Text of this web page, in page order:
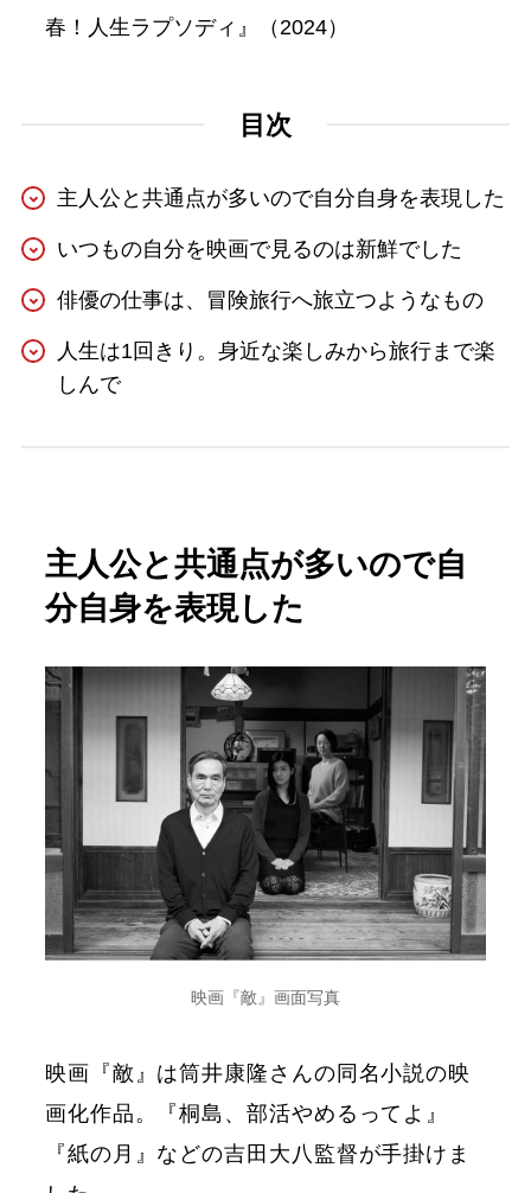
春！人生ラプソディ』（2024）
目次
主人公と共通点が多いので自分自身を表現した
いつもの自分を映画で見るのは新鮮でした
俳優の仕事は、冒険旅行へ旅立つようなもの
人生は1回きり。身近な楽しみから旅行まで楽
しんで
主人公と共通点が多いので自
分自身を表現した
映画『敵』画面写真
映画『敵』は筒井康隆さんの同名小説の映
画化作品。『桐島、部活やめるってよ』
『紙の月』などの吉田大八監督が手掛けま